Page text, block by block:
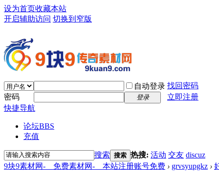
设为首页收藏本站
开启辅助访问 切换到窄版
自动登录 找回密码
密码
登录
立即注册
快捷导航
论坛BBS
充值
搜索 搜索 热搜: 活动 交友 discuz
9块9素材网-＿免费素材网-＿本站注册账号免费 › grvsyupgkz ›